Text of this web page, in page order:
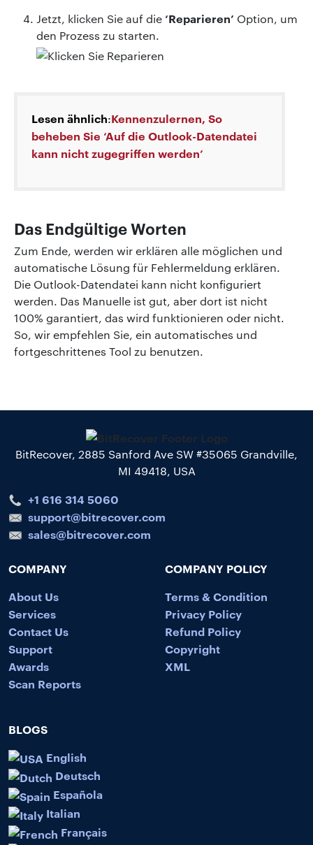
Jetzt, klicken Sie auf die‘Reparieren’ Option, um
den Prozess zu starten.
Lesen ähnlich:Kennenzulernen, So
beheben Sie ‘Auf die Outlook-Datendatei
kann nicht zugegriffen werden’
Das Endgültige Worten
Zum Ende, werden wir erklären alle möglichen und
automatische Lösung für Fehlermeldung erklären.
Die Outlook-Datendatei kann nicht konfiguriert
werden. Das Manuelle ist gut, aber dort ist nicht
100% garantiert, das wird funktionieren oder nicht.
So, wir empfehlen Sie, ein automatisches und
fortgeschrittenes Tool zu benutzen.
BitRecover, 2885 Sanford Ave SW #35065 Grandville,
MI 49418, USA
+1 616 314 5060
support@bitrecover.com
sales@bitrecover.com
COMPANY
About Us
Services
Contact Us
Support
Awards
Scan Reports
COMPANY POLICY
Terms & Condition
Privacy Policy
Refund Policy
Copyright
XML
BLOGS
English
Deutsch
Española
Italian
Français